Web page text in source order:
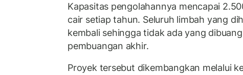
Kapasitas pengolahannya mencapai
cair setiap tahun. Seluruh limbah yang
kembali sehingga tidak ada yang
pembuangan akhir.
Proyek tersebut dikembangkan melalui